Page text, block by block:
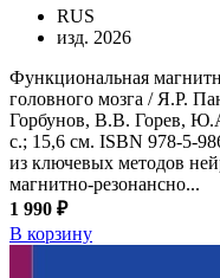
RUS
изд. 2026
Функциональная
головного мозга / Я.Р.
Горбунов, В.В. Горев,
с.; 15,6 см. ISBN 978-5-
из ключевых методов
магнитно-резонансно...
1 990 ₽
В корзину